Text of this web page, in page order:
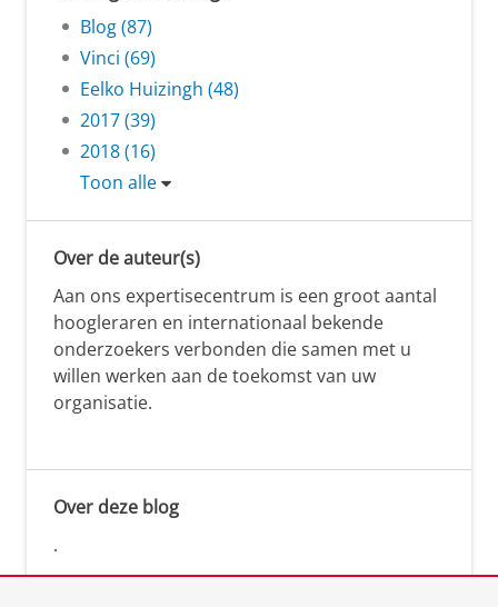
Blog (87)
Vinci (69)
Eelko Huizingh (48)
2017 (39)
2018 (16)
Toon alle
Over de auteur(s)
Aan ons expertisecentrum is een groot aantal
hoogleraren en internationaal bekende
onderzoekers verbonden die samen met u
willen werken aan de toekomst van uw
organisatie.
Over deze blog
.